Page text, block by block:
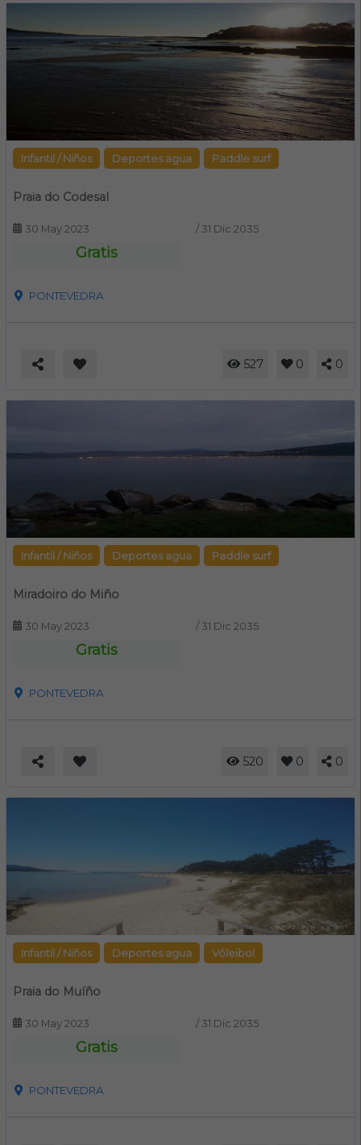
Infantil / Niños Deportes agua Paddle surf
Praia do Codesal
30 May 2023 / 31 Dic 2035
Gratis
PONTEVEDRA
527 0 0
Infantil / Niños Deportes agua Paddle surf
Miradoiro do Miño
30 May 2023 / 31 Dic 2035
Gratis
PONTEVEDRA
520 0 0
Infantil / Niños Deportes agua Vóleibol
Praia do Muíño
30 May 2023 / 31 Dic 2035
Gratis
PONTEVEDRA